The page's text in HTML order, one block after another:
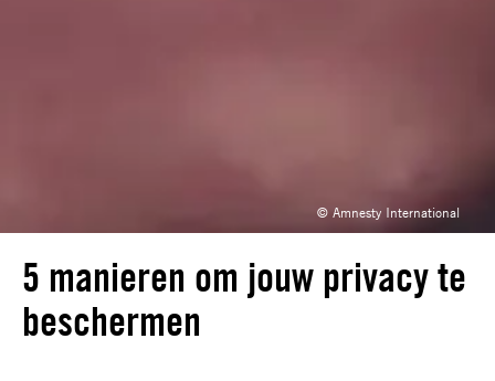
© Amnesty International
5 manieren om jouw privacy te
beschermen